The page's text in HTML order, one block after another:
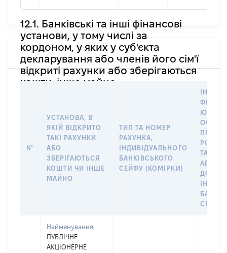
12.1. Банківські та інші фінансові
установи, у тому числі за
кордоном, у яких у суб'єкта
декларування або членів його сім'ї
відкриті рахунки або зберігаються
кошти, інше майно
№
УСТАНОВА, В
ЯКІЙ ВІДКРИТО
ТАКІ РАХУНКИ
АБО
ЗБЕРІГАЮТЬСЯ
КОШТИ ЧИ ІНШЕ
МАЙНО
ТИП ТА НОМЕР
РАХУНКА,
ІНДИВІДУАЛЬНОГО
БАНКІВСЬКОГО
СЕЙФУ (КОМІРКИ)
ПРАВО
ТАКИМ
АБО
ДО
СЕЙФУ
Найменування:
ПУБЛІЧНЕ
АКЦІОНЕРНЕ